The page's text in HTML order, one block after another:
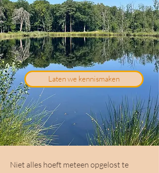
Laten we kennismaken
Niet alles hoeft meteen opgelost te